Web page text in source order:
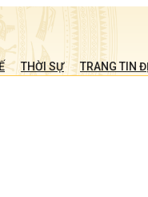
THỜI SỰ TRANG TIN